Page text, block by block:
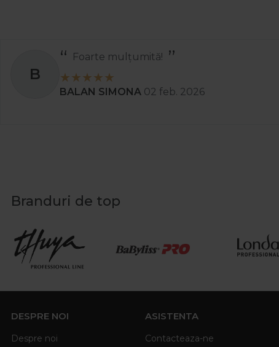
B
Foarte mulțumită!
BALAN SIMONA 02 feb. 2026
Branduri de top
DESPRE NOI
Despre noi
ASISTENTA
Contacteaza-ne